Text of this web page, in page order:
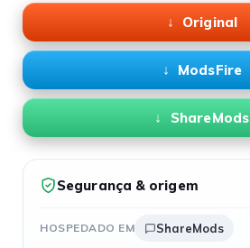
Original
ModsFire
ShareMods
Segurança & origem
HOSPEDADO EM ShareMods